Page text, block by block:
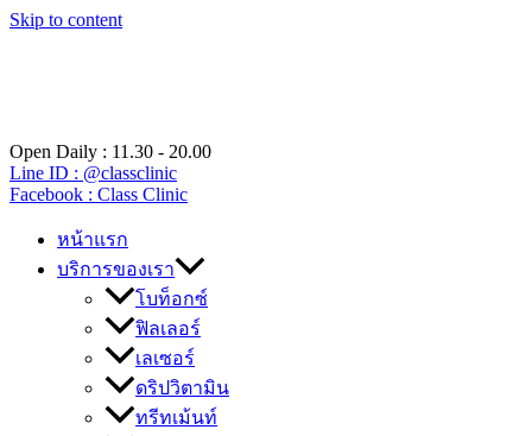
Skip to content
Open Daily : 11.30 - 20.00
Line ID : @classclinic​
Facebook : Class Clinic
หน้าแรก
บริการของเรา
โบท็อกซ์
ฟิลเลอร์
เลเซอร์
ดริปวิตามิน
ทรีทเม้นท์